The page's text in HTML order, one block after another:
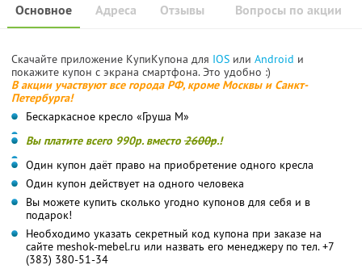
Основное Отзывы Вопросы по акции
Адреса
Скачайте приложение КупиКупона для IOS или Android и
покажите купон с экрана смартфона. Это удобно :)
В акции участвуют все города РФ, кроме Москвы и Санкт-
Петербурга!
Бескаркасное кресло «Груша М»
Вы платите всего 990р. вместо 2600р.!
Один купон даёт право на приобретение одного кресла
Один купон действует на одного человека
Вы можете купить сколько угодно купонов для себя и в
подарок!
Необходимо указать секретный код купона при заказе на
сайте meshok-mebel.ru или назвать его менеджеру по тел. +7
(383) 380-51-34